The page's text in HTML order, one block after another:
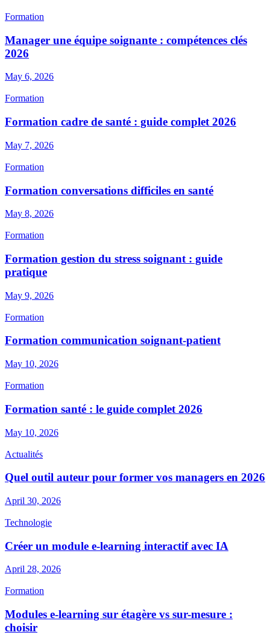
Formation
Manager une équipe soignante : compétences clés
2026
May 6, 2026
Formation
Formation cadre de santé : guide complet 2026
May 7, 2026
Formation
Formation conversations difficiles en santé
May 8, 2026
Formation
Formation gestion du stress soignant : guide
pratique
May 9, 2026
Formation
Formation communication soignant-patient
May 10, 2026
Formation
Formation santé : le guide complet 2026
May 10, 2026
Actualités
Quel outil auteur pour former vos managers en 2026
April 30, 2026
Technologie
Créer un module e-learning interactif avec IA
April 28, 2026
Formation
Modules e-learning sur étagère vs sur-mesure :
choisir